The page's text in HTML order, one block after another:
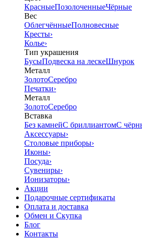
КрасныеПозолоченныеЧёрные
Вес
ОблегчённыеПолновесные
Кресты›
Колье›
Тип украшения
БусыПодвеска на лескеШнурок
Металл
ЗолотоСеребро
Печатки›
Металл
ЗолотоСеребро
Вставка
Без камнейС бриллиантомС
Аксессуары›
Столовые приборы›
Иконы›
Посуда›
Сувениры›
Ионизаторы›
Акции
Подарочные сертификаты
Оплата и доставка
Обмен и Скупка
Блог
Контакты